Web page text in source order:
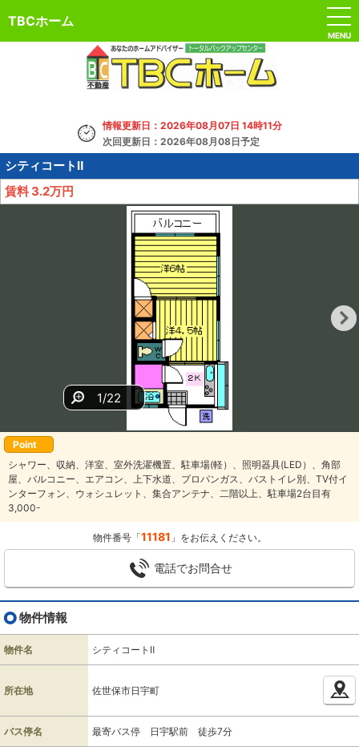
TBCホーム
情報更新日：2026年08月07日 14時11分
次回更新日：2026年08月08日予定
シティコートⅡ
賃料 3.2万円
1/22
Point
シャワー、収納、洋室、室外洗濯機置、駐車場(軽）、照明器具(LED）、角部
屋、バルコニー、エアコン、上下水道、プロパンガス、バストイレ別、TV付イ
ンターフォン、ウォシュレット、集合アンテナ、二階以上、駐車場2台目有
3,000-
物件番号「11181 」をお伝えください。
電話でお問合せ
物件情報
物件名 シティコートⅡ
所在地 佐世保市日宇町
バス停名 最寄バス停 日宇駅前 徒歩7分
MENU